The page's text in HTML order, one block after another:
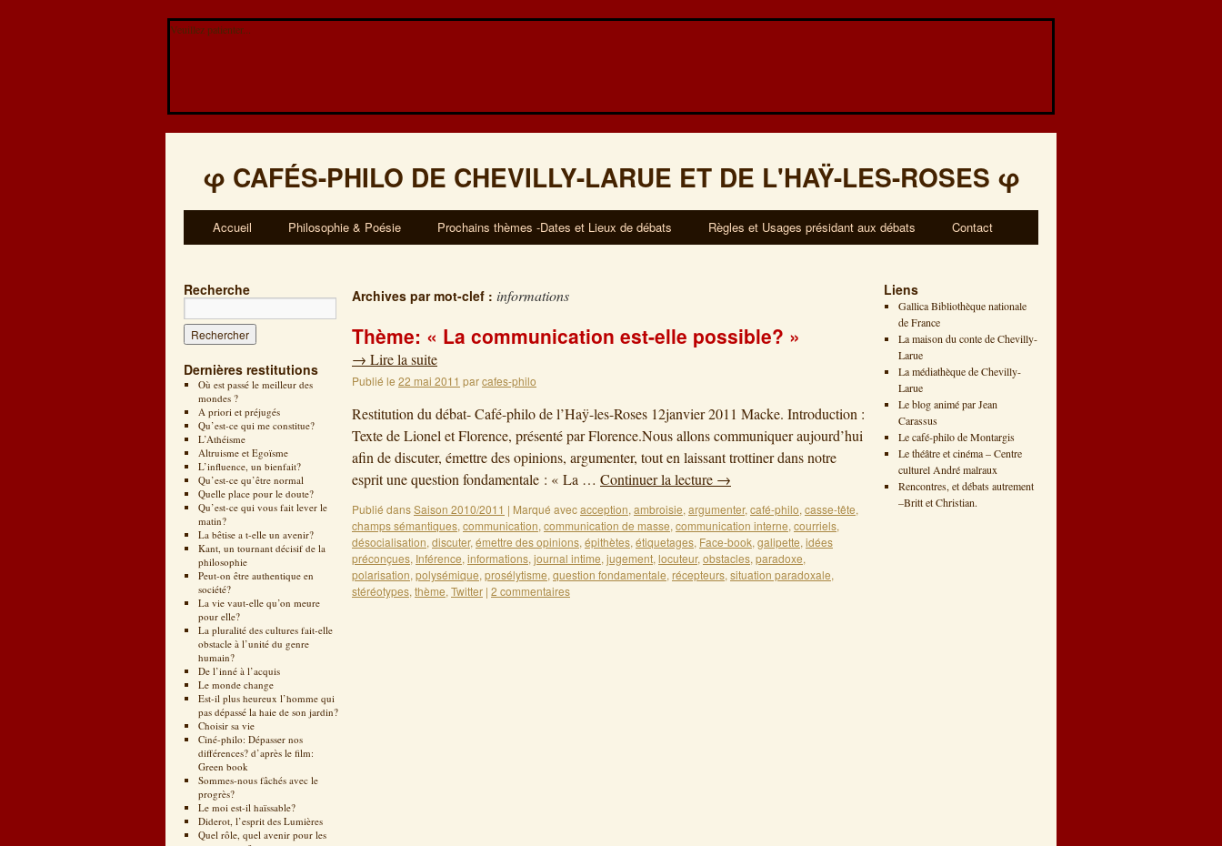
Veuillez patienter...
φ CAFÉS-PHILO DE CHEVILLY-LARUE ET DE L'HAŸ-LES-ROSES φ
Accueil Philosophie & Poésie Prochains thèmes -Dates et Lieux de débats Règles et Usages présidant aux débats Contact
Recherche
Dernières restitutions
Où est passé le meilleur des
mondes ?
A priori et préjugés
Qu’est-ce qui me constitue?
L’Athéisme
Altruisme et Egoïsme
L’influence, un bienfait?
Qu’est-ce qu’être normal
Quelle place pour le doute?
Qu’est-ce qui vous fait lever le
matin?
La bêtise a t-elle un avenir?
Kant, un tournant décisif de la
philosophie
Peut-on être authentique en
société?
La vie vaut-elle qu’on meure
pour elle?
La pluralité des cultures fait-elle
obstacle à l’unité du genre
humain?
De l’inné à l’acquis
Le monde change
Est-il plus heureux l’homme qui
pas dépassé la haie de son jardin?
Choisir sa vie
Ciné-philo: Dépasser nos
différences? d’après le film:
Green book
Sommes-nous fâchés avec le
progrès?
Le moi est-il haïssable?
Diderot, l’esprit des Lumières
Quel rôle, quel avenir pour les
Archives par mot-clef : informations
Thème: « La communication est-elle possible? »
→ Lire la suite
Publié le 22 mai 2011 parcafes-philo
Restitution du débat- Café-philo de l’Haÿ-les-Roses 12janvier 2011 Macke. Introduction :
Texte de Lionel et Florence, présenté par Florence.Nous allons communiquer aujourd’hui
afin de discuter, émettre des opinions, argumenter, tout en laissant trottiner dans notre
esprit une question fondamentale : « La … Continuer la lecture →
Publié dansSaison 2010/2011 | Marqué avecacception, ambroisie, argumenter, café-philo, casse-tête,
champs sémantiques, communication, communication de masse, communication interne, courriels,
désocialisation, discuter, émettre des opinions, épithètes, étiquetages, Face-book, galipette, idées
préconçues, Inférence, informations, journal intime, jugement, locuteur, obstacles, paradoxe,
polarisation, polysémique, prosélytisme, question fondamentale, récepteurs, situation paradoxale,
stéréotypes, thème, Twitter | 2 commentaires
Liens
Gallica Bibliothèque nationale
de France
La maison du conte de Chevilly-
Larue
La médiathèque de Chevilly-
Larue
Le blog animé par Jean
Carassus
Le café-philo de Montargis
Le théâtre et cinéma – Centre
culturel André malraux
Rencontres, et débats autrement
–Britt et Christian.